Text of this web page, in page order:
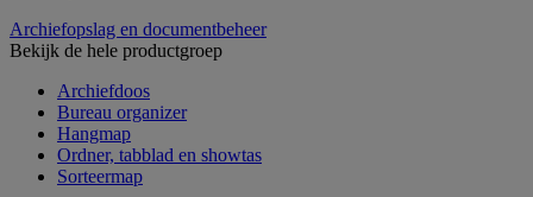
Archiefopslag en documentbeheer
Bekijk de hele productgroep
Archiefdoos
Bureau organizer
Hangmap
Ordner, tabblad en showtas
Sorteermap